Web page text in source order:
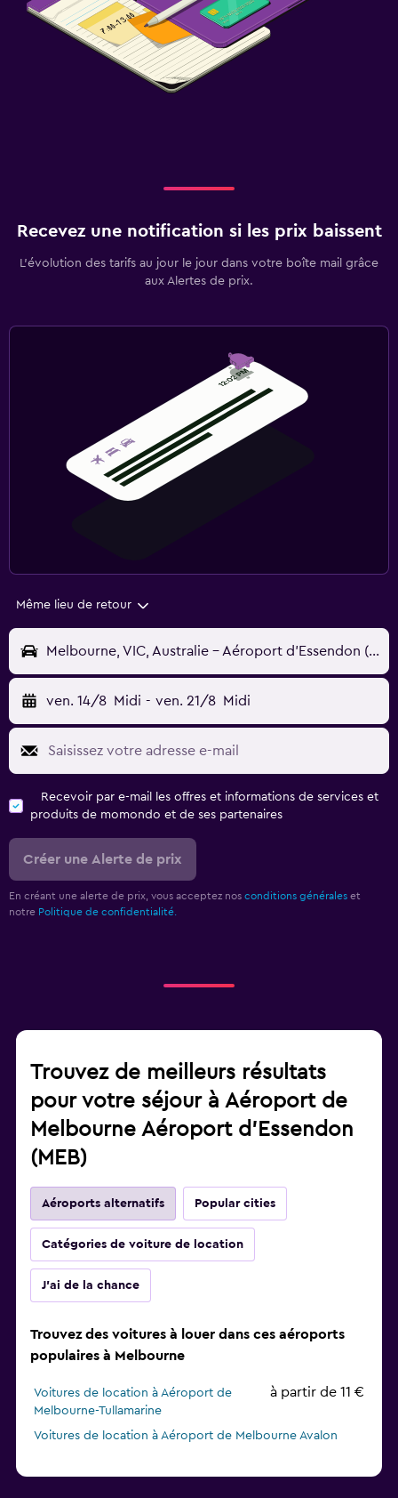
Recevez une notification si les prix baissent
L’évolution des tarifs au jour le jour dans votre boîte mail grâce
aux Alertes de prix.
Même lieu de retour
Melbourne, VIC, Australie - Aéroport d'Essendon (MEB)
ven. 14/8 Midi - ven. 21/8 Midi
Recevoir par e-mail les offres et informations de services et
produits de momondo et de ses partenaires
Créer une Alerte de prix
En créant une alerte de prix, vous acceptez nos conditions générales et
notre Politique de confidentialité.
Trouvez de meilleurs résultats
pour votre séjour à Aéroport de
Melbourne Aéroport d'Essendon
(MEB)
Aéroports alternatifs Popular cities
Catégories de voiture de location
J'ai de la chance
Trouvez des voitures à louer dans ces aéroports
populaires à Melbourne
Voitures de location à Aéroport de
Melbourne-Tullamarine
à partir de 11 €
Voitures de location à Aéroport de Melbourne Avalon